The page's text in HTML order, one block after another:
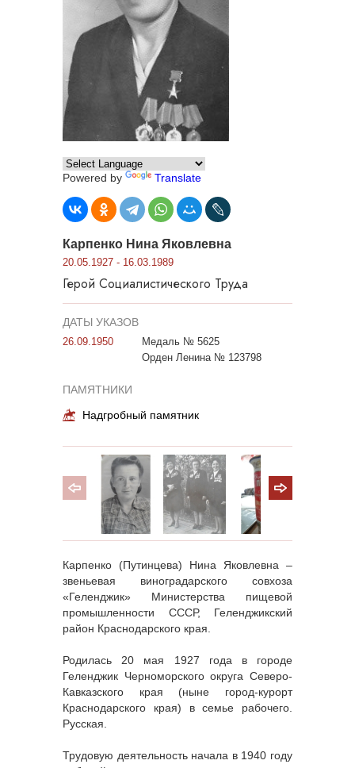
Powered by Translate
Карпенко Нина Яковлевна
20.05.1927 - 16.03.1989
Герой Социалистического Труда
ДАТЫ УКАЗОВ
26.09.1950
Медаль № 5625
Орден Ленина № 123798
ПАМЯТНИКИ
Надгробный памятник
Карпенко (Путинцева) Нина Яковлевна –
звеньевая виноградарского совхоза
«Геленджик» Министерства пищевой
промышленности СССР, Геленджикский
район Краснодарского края.
Родилась 20 мая 1927 года в городе
Геленджик Черноморского округа Северо-
Кавказского края (ныне город-курорт
Краснодарского края) в семье рабочего.
Русская.
Трудовую деятельность начала в 1940 году